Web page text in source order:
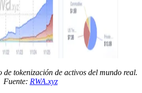
de tokenización de activos del mundo real.
Fuente: RWA.xyz